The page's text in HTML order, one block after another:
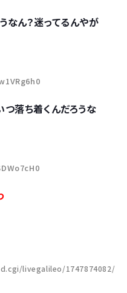
なん？迷ってるんやが
つ落ち着くんだろうな
livegalileo/1747874082/